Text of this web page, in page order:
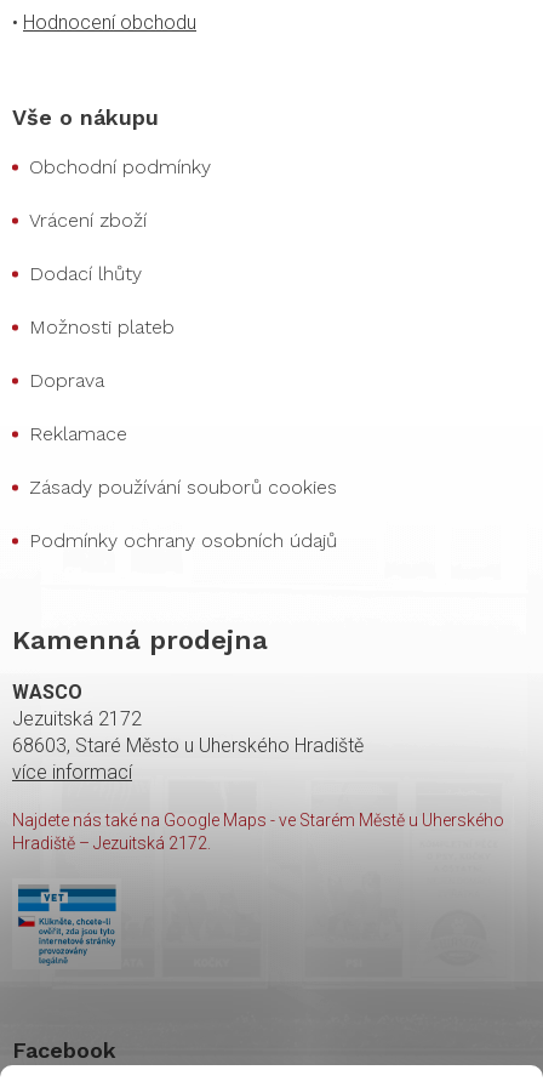
• Hodnocení obchodu
Vše o nákupu
Obchodní podmínky
Vrácení zboží
Dodací lhůty
Možnosti plateb
Doprava
Reklamace
Zásady používání souborů cookies
Podmínky ochrany osobních údajů
Kamenná prodejna
WASCO
Jezuitská 2172
68603, Staré Město u Uherského Hradiště
více informací
Najdete nás také na Google Maps - ve Starém Městě u Uherského
Hradiště – Jezuitská 2172.
Facebook